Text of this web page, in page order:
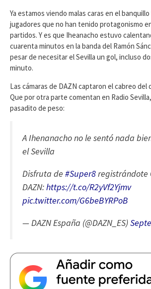
Ya estamos viendo malas caras en el
jugadores que no han tenido protagonismo
partidos. Y es que Iheanacho estuvo
cuarenta minutos en la banda del Ramón
pesar de necesitar el Sevilla un gol, incluso
minuto.
Las cámaras de DAZN captaron el cabreo
Que por otra parte comentan en Radio
pasadito de peso:
A Ihenanacho no le sentó nada
el Sevilla
Disfruta de #Super8registrándote
DAZN:https://t.co/R2yVf2Yjmv
pic.twitter.com/G6beBYRPoB
— DAZN España (@DAZN_ES)